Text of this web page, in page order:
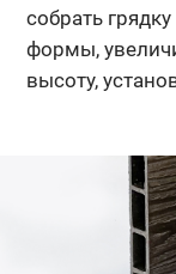
собрать
формы,
высоту,